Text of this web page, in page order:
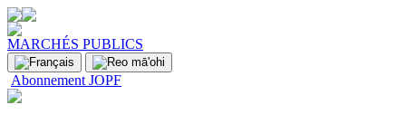
MARCHÉS PUBLICS
Abonnement JOPF